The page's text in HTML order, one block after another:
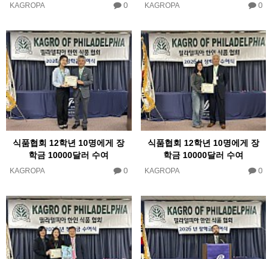
KAGROPA 0 KAGROPA 0
식품협회 12학년 10명에게 장
학금 10000달러 수여
KAGROPA 0
식품협회 12학년 10명에게 장
학금 10000달러 수여
KAGROPA 0